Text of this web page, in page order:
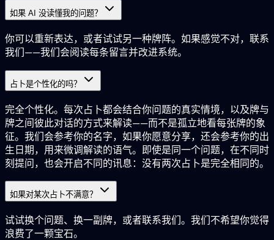
如果 AI 没读懂我的问题？
你可以重新表达，或者试试另一种牌阵。如果感觉不对，联系
我们——我们会阅读每条留言并改进系统。
占卜是个性化的吗？
完全个性化。每次占卜都会结合你问题的真实情境，以及牌与
牌之间彼此对话的方式来解读——而不是孤立地看每张牌的象
征。我们会参考你的名字，如果你愿意分享，还会参考你的出
生日期，用来微调解读的语气。即使是同一个问题，在不同时
刻提问，也会开启不同的讯息：没有两次占卜是完全相同的。
如果对某次占卜不满意？
试试换个问题、换一副牌，或者联系我们。我们不希望你觉得
浪费了一颗宝石。